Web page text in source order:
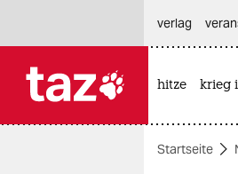
themen
verlag
hitze krieg
Startseite